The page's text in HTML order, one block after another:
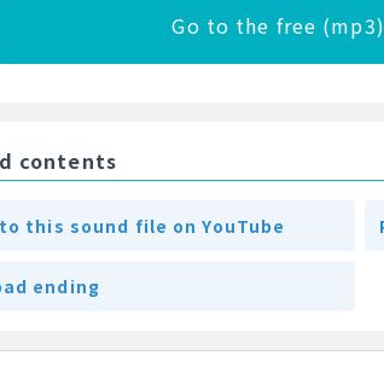
Go to the free
contents
this sound file on YouTube
ending